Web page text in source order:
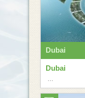
Dubai
Dubai
...